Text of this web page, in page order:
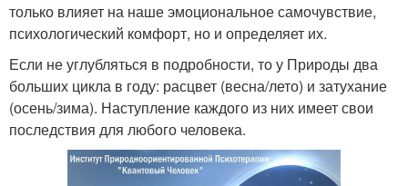
только влияет на наше эмоциональное самочувствие,
психологический комфорт, но и определяет их.
Если не углубляться в подробности, то у Природы два
больших цикла в году: расцвет (весна/лето) и затухание
(осень/зима). Наступление каждого из них имеет свои
последствия для любого человека.